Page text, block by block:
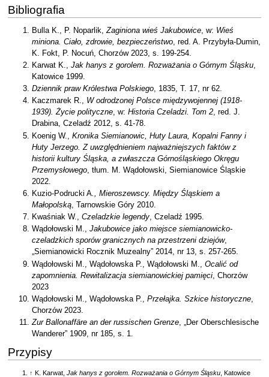
Bibliografia
Bulla K., P. Noparlik,Zaginiona wieś Jakubowice , w: Wieś
miniona. Ciało, zdrowie, bezpieczeństwo , red. A. Przybyła-Dumin,
K. Fokt, P. Nocuń, Chorzów 2023, s. 199-254.
Karwat K.,Jak hanys z gorolem. Rozważania o Górnym Śląsku,
Katowice 1999.
Dziennik praw Królestwa Polskiego, 1835, T. 17, nr 62.
Kaczmarek R., W odrodzonej Polsce międzywojennej (1918-
1939). Życie polityczne, w:Historia Czeladzi. Tom 2, red. J.
Drabina, Czeladź 2012, s. 41-78.
Koenig W.,Kronika Siemianowic, Huty Laura, Kopalni Fanny i
Huty Jerzego. Z uwzględnieniem najważniejszych faktów z
historii kultury Śląska, a zwłaszcza Górnośląskiego Okręgu
Przemysłowego , tłum. M. Wądołowski, Siemianowice Śląskie
2022.
Kuzio-Podrucki A., Mieroszewscy. Między Śląskiem a
Małopolską, Tarnowskie Góry 2010.
Kwaśniak W.,Czeladzkie legendy, Czeladź 1995.
Wądołowski M.,Jakubowice jako miejsce siemianowicko-
czeladzkich sporów granicznych na przestrzeni dziejów,
„Siemianowicki Rocznik Muzealny” 2014, nr 13, s. 257-265.
Wądołowski M., Wądołowska P., Wądołowski M.,Ocalić od
zapomnienia. Rewitalizacja siemianowickiej pamięci , Chorzów
2023
Wądołowski M., Wądołowska P.,Przełajka. Szkice historyczne,
Chorzów 2023.
Zur Ballonaffäre an der russischen Grenze, „Der Oberschlesische
Wanderer” 1909, nr 185, s. 1.
Przypisy
↑ K. Karwat,Jak hanys z gorolem. Rozważania o Górnym Śląsku , Katowice